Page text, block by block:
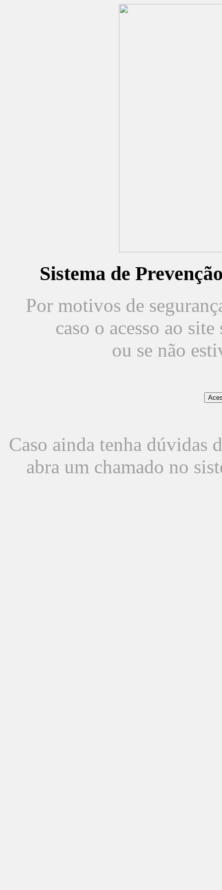
Sistema de
Por motivos de
caso o acesso ao
ou se não
Caso ainda tenha dúvidas
abra um chamado no